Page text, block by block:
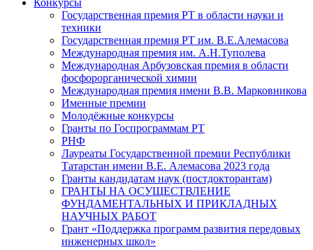
Государственная премия РТ в области науки и
техники
Государственная премия РТ им. В.Е.Алемасова
Международная премия им. А.Н.Туполева
Международная Арбузовская премия в области
фосфорорганической химии
Международная премия имени В.В. Марковникова
Именные премии
Молодёжные конкурсы
Гранты по Госпрограммам РТ
РНФ
Лауреаты Государственной премии Республики
Татарстан имени В.Е. Алемасова 2023 года
Гранты кандидатам наук (постдокторантам)
ГРАНТЫ НА ОСУЩЕСТВЛЕНИЕ
ФУНДАМЕНТАЛЬНЫХ И ПРИКЛАДНЫХ
НАУЧНЫХ РАБОТ
Грант «Поддержка программ развития передовых
инженерных школ»